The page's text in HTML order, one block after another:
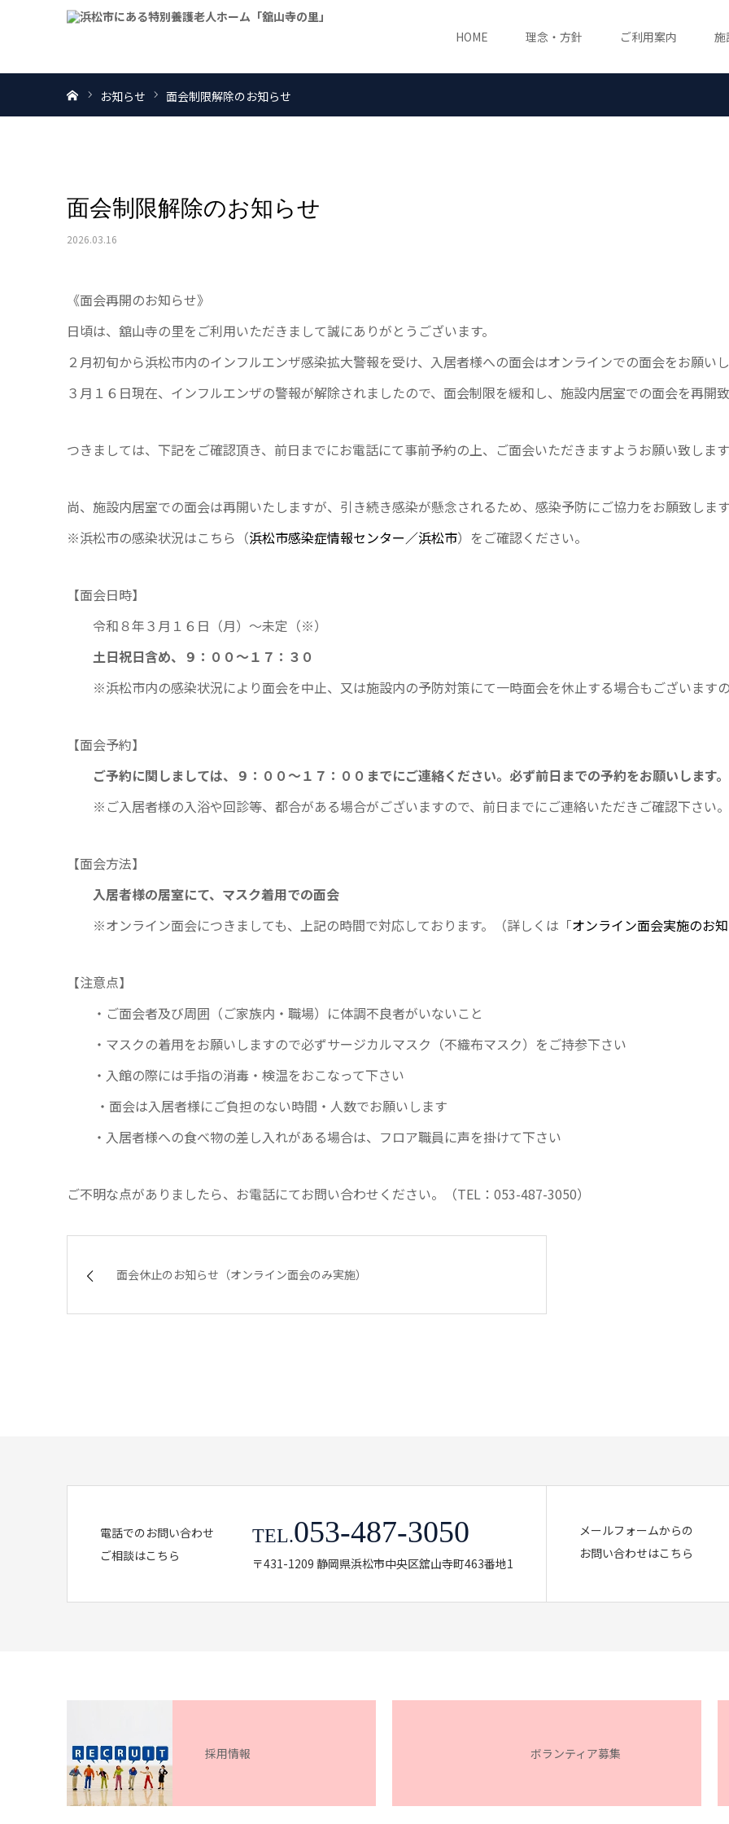
HOME 理念・方針 ご利用案内 施
お知らせ 面会制限解除のお知らせ
面会制限解除のお知らせ
2026.03.16
《面会再開のお知らせ》
日頃は、舘山寺の里をご利用いただきまして誠にありがとうございます。
２月初旬から浜松市内のインフルエンザ感染拡大警報を受け、入居者様への面会はオンラインでの面会をお願いし
３月１６日現在、インフルエンザの警報が解除されましたので、面会制限を緩和し、施設内居室での面会を再開致
つきましては、下記をご確認頂き、前日までにお電話にて事前予約の上、ご面会いただきますようお願い致します
尚、施設内居室での面会は再開いたしますが、引き続き感染が懸念されるため、感染予防にご協力をお願致します
※浜松市の感染状況はこちら（浜松市感染症情報センター／浜松市）をご確認ください。
【面会日時】
令和８年３月１６日（月）～未定（※）
土日祝日含め、９：００～１７：３０
※浜松市内の感染状況により面会を中止、又は施設内の予防対策にて一時面会を休止する場合もございますの
【面会予約】
ご予約に関しましては、９：００～１７：００までにご連絡ください。必ず前日までの予約をお願いします。
※ご入居者様の入浴や回診等、都合がある場合がございますので、前日までにご連絡いただきご確認下さい。
【面会方法】
入居者様の居室にて、マスク着用での面会
※オンライン面会につきましても、上記の時間で対応しております。（詳しくは「オンライン面会実施のお
【注意点】
・ご面会者及び周囲（ご家族内・職場）に体調不良者がいないこと
・マスクの着用をお願いしますので必ずサージカルマスク（不織布マスク）をご持参下さい
・入館の際には手指の消毒・検温をおこなって下さい
・面会は入居者様にご負担のない時間・人数でお願いします
・入居者様への食べ物の差し入れがある場合は、フロア職員に声を掛けて下さい
ご不明な点がありましたら、お電話にてお問い合わせください。（TEL：053-487-3050）
面会休止のお知らせ（オンライン面会のみ実施）
電話でのお問い合わせ
ご相談はこちら
TEL.053-487-3050
〒431-1209 静岡県浜松市中央区舘山寺町463番地1
メールフォームからの
お問い合わせはこちら
採用情報 ボランティア募集